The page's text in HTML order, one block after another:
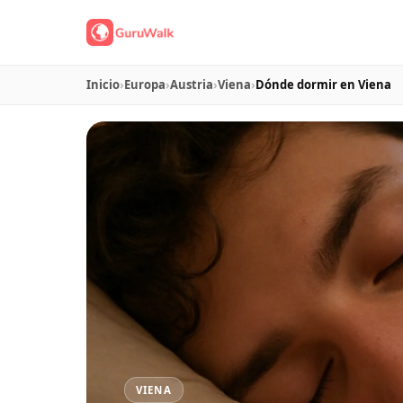
Inicio›Europa›Austria›Viena›Dónde dormir en Viena
VIENA